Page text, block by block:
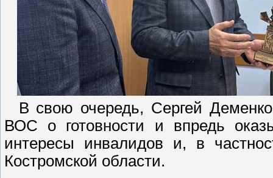
В свою очередь, Сергей
ВОС о готовности и впредь
интересы инвалидов и, в
Костромской области.